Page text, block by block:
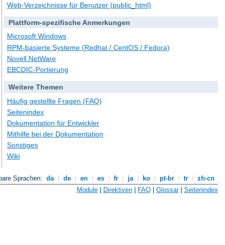
Web-Verzeichnisse für Benutzer (public_html)
Plattform-spezifische Anmerkungen
Microsoft Windows
RPM-basierte Systeme (Redhat / CentOS / Fedora)
Novell NetWare
EBCDIC-Portierung
Weitere Themen
Häufig gestellte Fragen (FAQ)
Seitenindex
Dokumentation für Entwickler
Mithilfe bei der Dokumentation
Sonstiges
Wiki
Sprachen: da de en es fr ja ko pt-br tr
zh-cn
Module | Direktiven | FAQ | Glossar| Seitenindex